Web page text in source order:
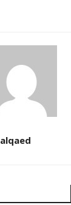
alqaed